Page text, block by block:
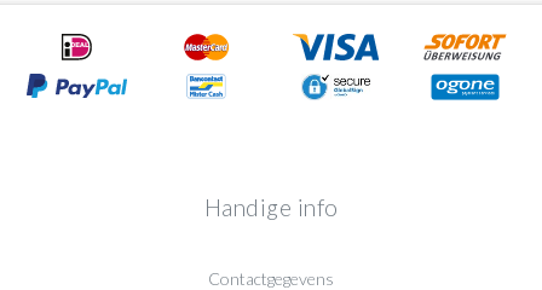
Handige info
Contactgegevens